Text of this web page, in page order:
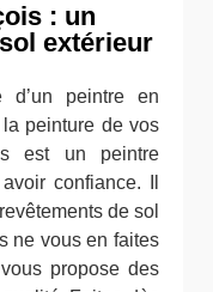
: un
extérieur
peintre en
peinture de vos
est un peintre
confiance. Il
de sol
ne vous en faites
propose des